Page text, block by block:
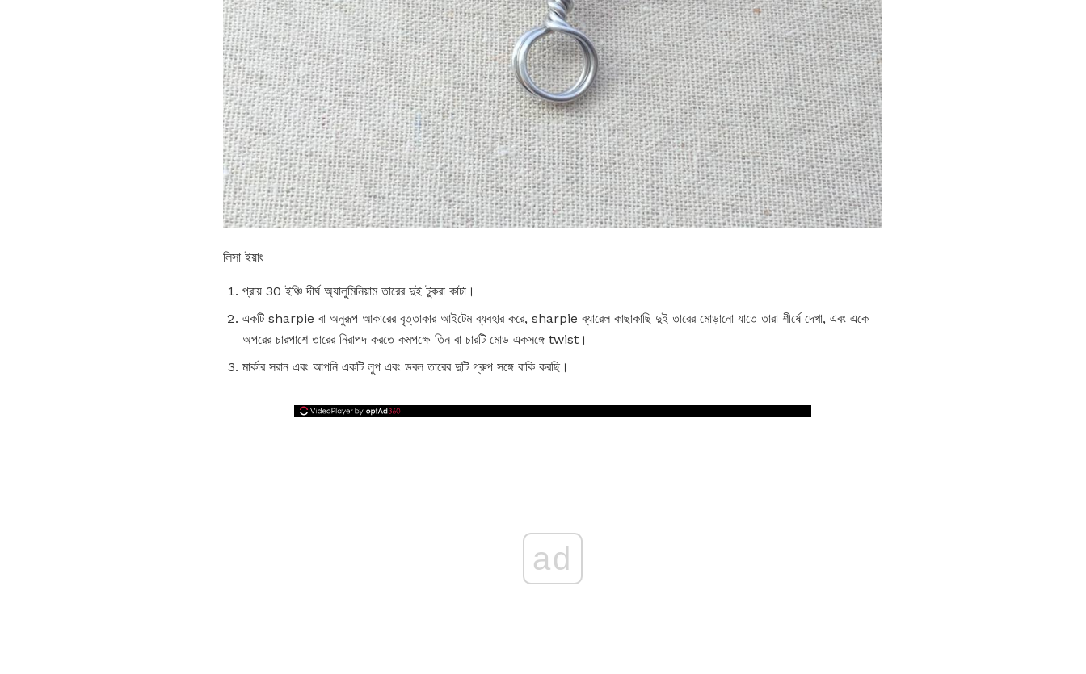
লিসা ইয়াং
প্রায় 30 ইঞ্চি দীর্ঘ অ্যালুমিনিয়াম তারের দুই টুকরা কাটা।
একটি sharpie বা অনুরূপ আকারের বৃত্তাকার আইটেম ব্যবহার করে, sharpie ব্যারেল কাছাকাছি দুই তারের মোড়ানো যাতে তারা শীর্ষে দেখা, এবং একে
অপরের চারপাশে তারের নিরাপদ করতে কমপক্ষে তিন বা চারটি মোড একসঙ্গে twist।
মার্কার সরান এবং আপনি একটি লুপ এবং ডবল তারের দুটি গ্রুপ সঙ্গে বাকি করছি।
ad